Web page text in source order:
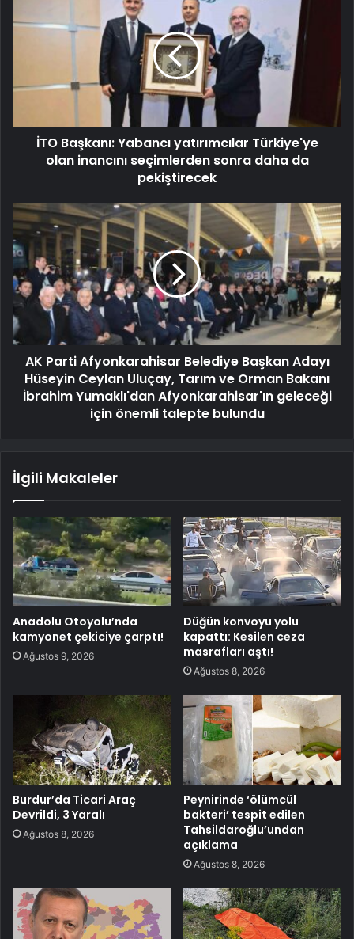
İTO Başkanı: Yabancı yatırımcılar Türkiye'ye
olan inancını seçimlerden sonra daha da
pekiştirecek
AK Parti Afyonkarahisar Belediye Başkan Adayı
Hüseyin Ceylan Uluçay, Tarım ve Orman Bakanı
İbrahim Yumaklı'dan Afyonkarahisar'ın geleceği
için önemli talepte bulundu
İlgili Makaleler
Anadolu Otoyolu’nda
kamyonet çekiciye çarptı!
Ağustos 9, 2026
Düğün konvoyu yolu
kapattı: Kesilen ceza
masrafları aştı!
Ağustos 8, 2026
Burdur’da Ticari Araç
Devrildi, 3 Yaralı
Ağustos 8, 2026
Peynirinde ‘ölümcül
bakteri’ tespit edilen
Tahsildaroğlu’undan
açıklama
Ağustos 8, 2026